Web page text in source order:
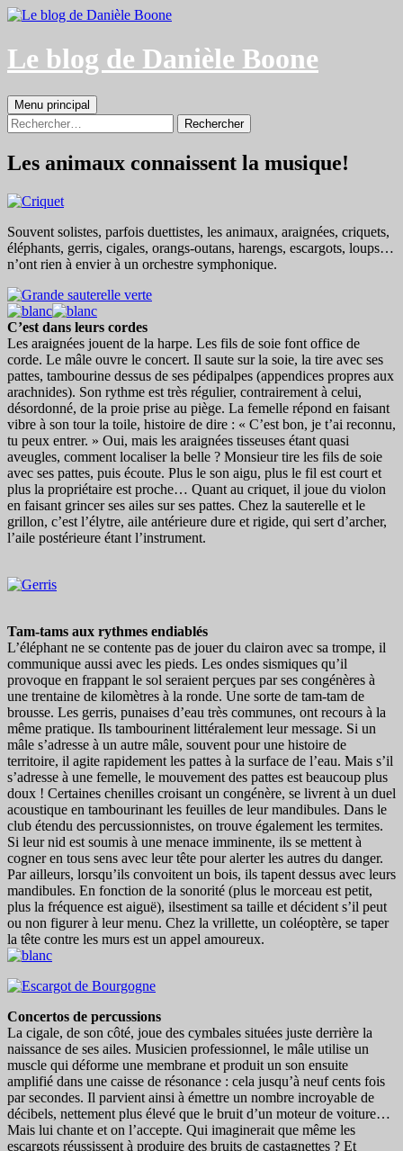
Aller
contenu
Le blog de Danièle Boone
Recherche
Menu principal
Rechercher :
Les animaux connaissent la musique!
Souvent solistes, parfois duettistes, les animaux, araignées, criquets,
éléphants, gerris, cigales, orangs-outans, harengs, escargots, loups…
n’ont rien à envier à un orchestre symphonique.
C’est dans leurs cordes
Les araignées jouent de la harpe. Les fils de soie font office de
corde. Le mâle ouvre le concert. Il saute sur la soie, la tire avec ses
pattes, tambourine dessus de ses pédipalpes (appendices propres aux
arachnides). Son rythme est très régulier, contrairement à celui,
désordonné, de la proie prise au piège. La femelle répond en faisant
vibre à son tour la toile, histoire de dire : « C’est bon, je t’ai reconnu,
tu peux entrer. » Oui, mais les araignées tisseuses étant quasi
aveugles, comment localiser la belle ? Monsieur tire les fils de soie
avec ses pattes, puis écoute. Plus le son aigu, plus le fil est court et
plus la propriétaire est proche… Quant au criquet, il joue du violon
en faisant grincer ses ailes sur ses pattes. Chez la sauterelle et le
grillon, c’est l’élytre, aile antérieure dure et rigide, qui sert d’archer,
l’aile postérieure étant l’instrument.
Tam-tams aux rythmes endiablés
L’éléphant ne se contente pas de jouer du clairon avec sa trompe, il
communique aussi avec les pieds. Les ondes sismiques qu’il
provoque en frappant le sol seraient perçues par ses congénères à
une trentaine de kilomètres à la ronde. Une sorte de tam-tam de
brousse. Les gerris, punaises d’eau très communes, ont recours à la
même pratique. Ils tambourinent littéralement leur message. Si un
mâle s’adresse à un autre mâle, souvent pour une histoire de
territoire, il agite rapidement les pattes à la surface de l’eau. Mais s’il
s’adresse à une femelle, le mouvement des pattes est beaucoup plus
doux ! Certaines chenilles croisant un congénère, se livrent à un duel
acoustique en tambourinant les feuilles de leur mandibules. Dans le
club étendu des percussionnistes, on trouve également les termites.
Si leur nid est soumis à une menace imminente, ils se mettent à
cogner en tous sens avec leur tête pour alerter les autres du danger.
Par ailleurs, lorsqu’ils convoitent un bois, ils tapent dessus avec leurs
mandibules. En fonction de la sonorité (plus le morceau est petit,
plus la fréquence est aiguë), ilsestiment sa taille et décident s’il peut
ou non figurer à leur menu. Chez la vrillette, un coléoptère, se taper
la tête contre les murs est un appel amoureux.
Concertos de percussions
La cigale, de son côté, joue des cymbales situées juste derrière la
naissance de ses ailes. Musicien professionnel, le mâle utilise un
muscle qui déforme une membrane et produit un son ensuite
amplifié dans une caisse de résonance : cela jusqu’à neuf cents fois
par secondes. Il parvient ainsi à émettre un nombre incroyable de
décibels, nettement plus élevé que le bruit d’un moteur de voiture…
Mais lui chante et on l’accepte. Qui imaginerait que même les
escargots réussissent à produire des bruits de castagnettes ? Et